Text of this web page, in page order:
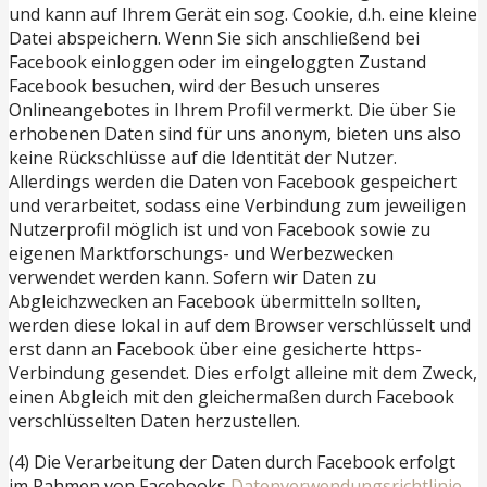
und kann auf Ihrem Gerät ein sog. Cookie, d.h. eine kleine
Datei abspeichern. Wenn Sie sich anschließend bei
Facebook einloggen oder im eingeloggten Zustand
Facebook besuchen, wird der Besuch unseres
Onlineangebotes in Ihrem Profil vermerkt. Die über Sie
erhobenen Daten sind für uns anonym, bieten uns also
keine Rückschlüsse auf die Identität der Nutzer.
Allerdings werden die Daten von Facebook gespeichert
und verarbeitet, sodass eine Verbindung zum jeweiligen
Nutzerprofil möglich ist und von Facebook sowie zu
eigenen Marktforschungs- und Werbezwecken
verwendet werden kann. Sofern wir Daten zu
Abgleichzwecken an Facebook übermitteln sollten,
werden diese lokal in auf dem Browser verschlüsselt und
erst dann an Facebook über eine gesicherte https-
Verbindung gesendet. Dies erfolgt alleine mit dem Zweck,
einen Abgleich mit den gleichermaßen durch Facebook
verschlüsselten Daten herzustellen.
(4) Die Verarbeitung der Daten durch Facebook erfolgt